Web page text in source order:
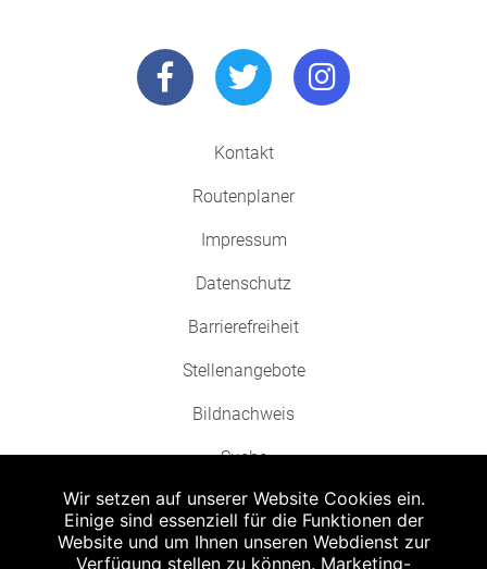
Kontakt
Routenplaner
Impressum
Datenschutz
Barrierefreiheit
Stellenangebote
Bildnachweis
Suche
Wir setzen auf unserer Website Cookies ein.
Einige sind essenziell für die Funktionen der
Website und um Ihnen unseren Webdienst zur
Verfügung stellen zu können. Marketing-